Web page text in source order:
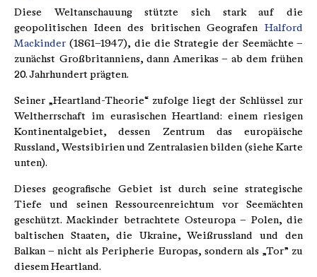
Diese Weltanschauung stützte sich stark auf die
geopolitischen Ideen des britischen Geografen Halford
Mackinder (1861–1947), die die Strategie der Seemächte –
zunächst Großbritanniens, dann Amerikas – ab dem frühen
20. Jahrhundert prägten.
Seiner „Heartland-Theorie“ zufolge liegt der Schlüssel zur
Weltherrschaft im eurasischen Heartland: einem riesigen
Kontinentalgebiet, dessen Zentrum das europäische
Russland, Westsibirien und Zentralasien bilden (siehe Karte
unten).
Dieses geografische Gebiet ist durch seine strategische
Tiefe und seinen Ressourcenreichtum vor Seemächten
geschützt. Mackinder betrachtete Osteuropa – Polen, die
baltischen Staaten, die Ukraine, Weißrussland und den
Balkan – nicht als Peripherie Europas, sondern als „Tor” zu
diesem Heartland.